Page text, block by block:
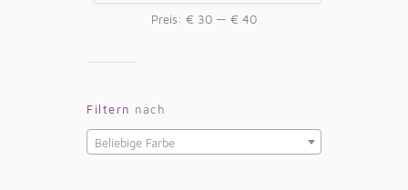
Preis: € 30 — € 40
Filtern nach
Beliebige Farbe